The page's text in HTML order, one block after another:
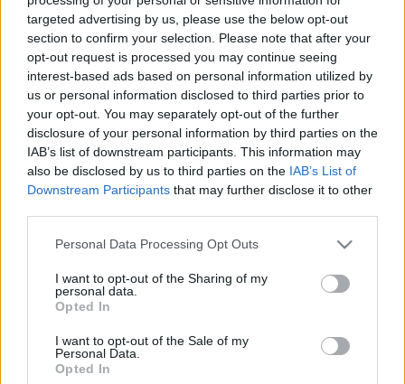
targeted advertising by us, please use the below opt-out
section to confirm your selection. Please note that after your
opt-out request is processed you may continue seeing
interest-based ads based on personal information utilized by
us or personal information disclosed to third parties prior to
your opt-out. You may separately opt-out of the further
disclosure of your personal information by third parties on the
IAB’s list of downstream participants. This information may
also be disclosed by us to third parties on the IAB’s List of
Downstream Participants that may further disclose it to other
Please note that this website/app uses one or more Google
not limited to your visit or usage behaviour. You may click to
grant or deny consent to Google and its third-party tags to
use your data for below specified purposes in below Google
consent section.
Personal Data Processing Opt Outs
I want to opt-out of the Sharing of my
personal data.
Opted In
I want to opt-out of the Sale of my
Personal Data.
Opted In
A beérkezett tizenhat alkotást rangos zsűri bírálta el.
Karinthy Frigyes unokája és jogutódja, Karinthy Márton, a
TÚK- Tanár Úr kérem című film rendezője, Mátyássy Áron és
a Daazo.com egyik alapítója, Deák Dániel értékelte a
beérkezett alkotásokat.
A pályázatot a Margó Városi Irodalmi Fesztivál keretében a
Petőfi Irodalmi Múzeumban megrendezett díjátadó zárta
2013. június 8-án, szombaton 15 órakor. Levetítették a
pályázatra érkezett filmeket, majd átadták a díjakat, végül
Karinthy Frigyes unokája és a zsűri elnöke, Karinthy Márton
életműkiállítást a Petőfi Irodalmi Múzeumban. A
nyereményeket a Shopline ajánlotta fel, a PIM minden